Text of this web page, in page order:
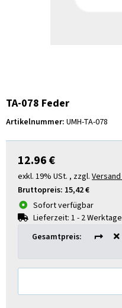
TA-078 Feder
Artikelnummer: UMH-TA-078
Sofort verfügbar
Lieferzeit: 1 - 2 Werktage
Gesamtpreis:
12.96 €
exkl. 19% USt. , zzgl. Versand
Bruttopreis: 15,42 €